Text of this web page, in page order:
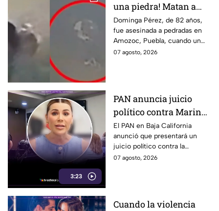
una piedra! Matan a
vendedora de cemitas
de 82 años mientras iba
a su casa
Dominga Pérez, de 82 años,
fue asesinada a pedradas en
Amozoc, Puebla, cuando un
sujeto le robó los 90 pesos
07 agosto, 2026
3:23
PAN anuncia juicio
político contra Marina
del Pilar y la fiscal de
Baja California
El PAN en Baja California
anunció que presentará un
juicio político contra la
gobernadora y la fiscal del
07 agosto, 2026
Cuando la violencia